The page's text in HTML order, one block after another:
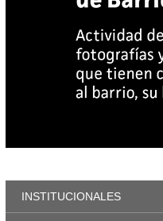
INSTITUCIONALES